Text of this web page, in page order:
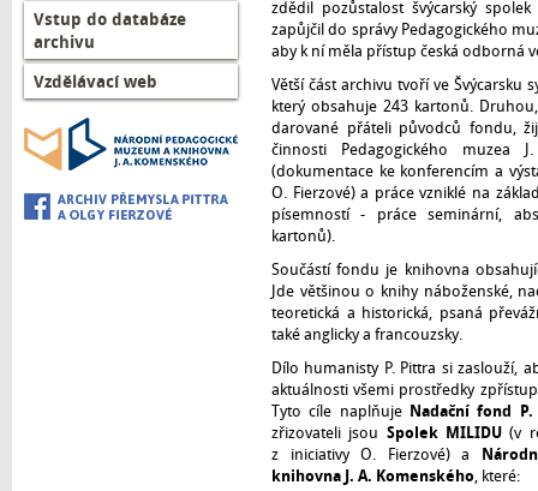
Vstup do databáze
archivu
Vzdělávací web
zdědil pozůstalost švýcarský
zapůjčil do správy Pedagogického
aby k ní měla přístup česká odborná
Větší část archivu tvoří ve Švýcarsku
který obsahuje 243 kartonů.
darované přáteli původců fondu,
činnosti Pedagogického muzea
(dokumentace ke konferencím a
O. Fierzové) a práce vzniklé na
písemností - práce seminární,
kartonů).
Součástí fondu je knihovna
Jde většinou o knihy náboženské,
teoretická a historická, psaná
také anglicky a francouzsky.
Dílo humanisty P. Pittra si zaslouží,
aktuálnosti všemi prostředky
Tyto cíle naplňuje Nadační fond
zřizovateli jsou Spolek MILIDU (v
z iniciativy O. Fierzové) a
knihovna J. A. Komenského, které: